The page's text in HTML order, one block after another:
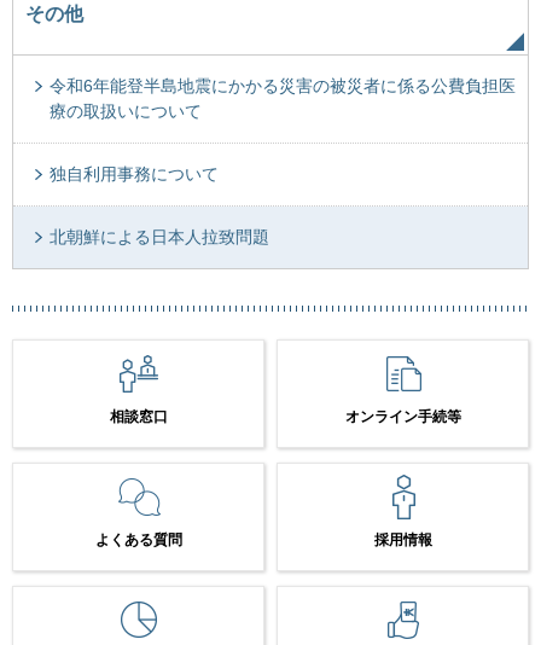
その他
令和6年能登半島地震にかかる災害の被災者に係る公費負担医
療の取扱いについて
独自利用事務について
北朝鮮による日本人拉致問題
相談窓口 オンライン手続等
よくある質問 採用情報